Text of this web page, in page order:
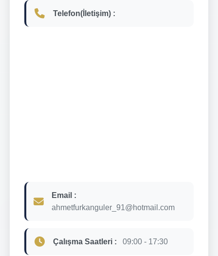
Telefon(İletişim) :
Email :
ahmetfurkanguler_91@hotmail.com
Çalışma Saatleri : 09:00 - 17:30